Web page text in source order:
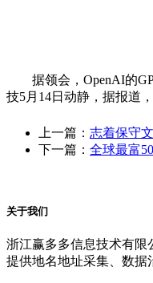
据领会，OpenAI的
技5月14日动静，据报道
上一篇： 志着保守
下一篇： 全球最富
关于我们
浙江赢多多信息技术有限
提供地名地址采集、数据